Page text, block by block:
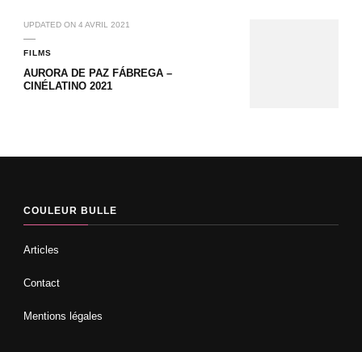
UPDATED ON 4 AVRIL 2021
FILMS
AURORA DE PAZ FÁBREGA –
CINÉLATINO 2021
COULEUR BULLE
Articles
Contact
Mentions légales